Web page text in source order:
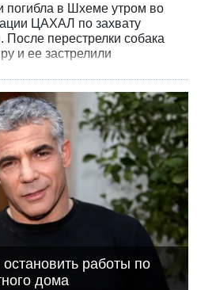
погибла в Шхеме утром во
ЦАХАЛ по захвату
перестрелки собака
и ее застрелили
работы по
дома